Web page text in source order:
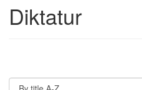
Diktatur